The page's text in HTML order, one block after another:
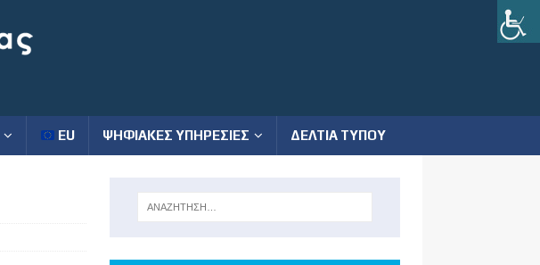
EU ΨΗΦΙΑΚΕΣ ΥΠΗΡΕΣΙΕΣ ΔΕΛΤΙΑ ΤΥΠΟΥ